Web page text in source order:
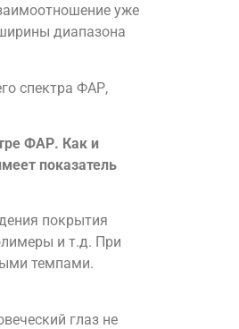
уже
диапазона
спектра ФАР,
ФАР. Как и
показатель
покрытия
и т.д. При
темпами.
глаз не